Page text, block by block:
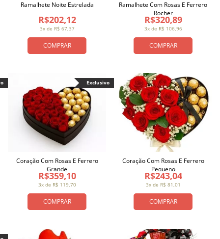
COMPRAR
3x de R$ 67,37
R$202,12
Ramalhete Noite Estrelada
COMPRAR
3x de R$ 106,96
R$320,89
Ramalhete Com Rosas E Ferrero
Rocher
COMPRAR
3x de R$ 119,70
R$359,10
Coração Com Rosas E Ferrero
Grande
Exclusivo
COMPRAR
3x de R$ 81,01
R$243,04
Coração Com Rosas E Ferrero
Pequeno